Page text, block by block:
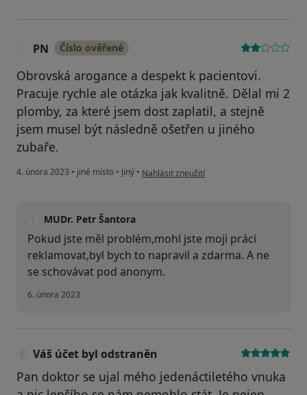
PN Číslo ověřené
Obrovská arogance a despekt k pacientovi.
Pracuje rychle ale otázka jak kvalitně. Dělal mi 2
plomby, za které jsem dost zaplatil, a stejně
jsem musel být následně ošetřen u jiného
zubaře.
4. února 2023 • jiné místo • Jiný • podle názoru uživatele PN
Nahlásit zneužití
MUDr. Petr Šantora
Pokud jste měl problém,mohl jste moji práci
reklamovat,byl bych to napravil a zdarma. A ne
se schovávat pod anonym.
6. února 2023
Váš účet byl odstraněn
Pan doktor se ujal mého jedenáctiletého vnuka